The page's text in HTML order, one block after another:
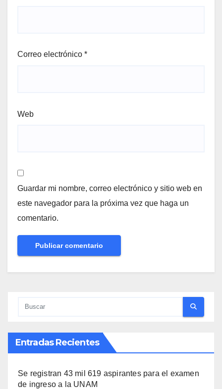
Correo electrónico *
Web
Guardar mi nombre, correo electrónico y sitio web en
este navegador para la próxima vez que haga un
comentario.
Entradas Recientes
Se registran 43 mil 619 aspirantes para el examen
de ingreso a la UNAM